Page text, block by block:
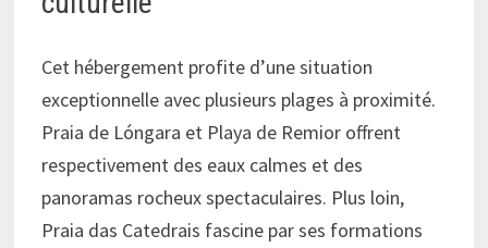
Cet hébergement profite d’une situation
exceptionnelle avec plusieurs plages à proximité.
Praia de Lóngara et Playa de Remior offrent
respectivement des eaux calmes et des
panoramas rocheux spectaculaires. Plus loin,
Praia das Catedrais fascine par ses formations